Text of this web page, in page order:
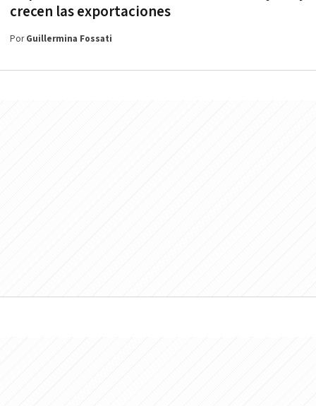
crecen las exportaciones
PorGuillermina Fossati